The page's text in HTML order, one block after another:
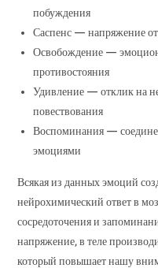
побуждения
Саспенс — напряжение от
Освобождение —
противостояния
Удивление — отклик на
повествования
Воспоминания —
эмоциями
Всякая из данных эмоций
нейрохимический ответ в
сосредоточения и
напряжение, в теле
который повышает нашу